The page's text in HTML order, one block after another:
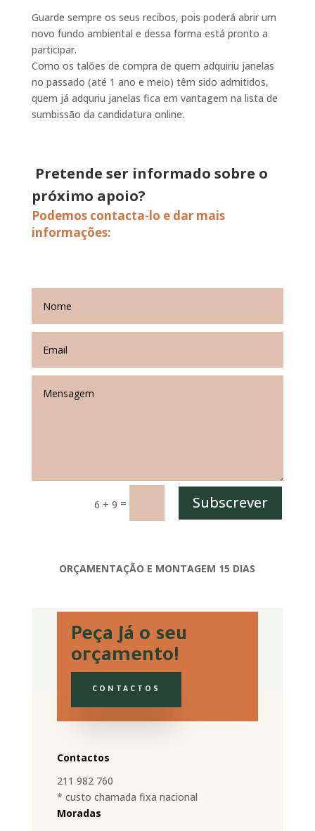
Guarde sempre os seus recibos, pois poderá abrir um
novo fundo ambiental e dessa forma está pronto a
participar.
Como os talões de compra de quem adquiriu janelas
no passado (até 1 ano e meio) têm sido admitidos,
quem já adquriu janelas fica em vantagem na lista de
sumbissão da candidatura online.
Pretende ser informado sobre o
próximo apoio?
Podemos contacta-lo e dar mais
informações:
6 + 9 = Subscrever
ORÇAMENTAÇÃO E MONTAGEM 15 DIAS
Peça já o seu
orçamento!
CONTACTOS
Contactos
211 982 760
* custo chamada fixa nacional
Moradas